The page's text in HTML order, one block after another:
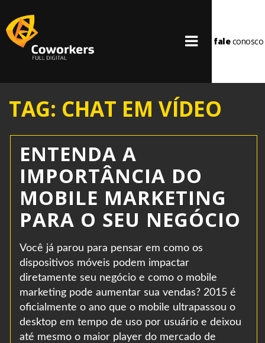
faleconosco
TAG: CHAT EM VÍDEO
ENTENDA A
IMPORTÂNCIA DO
MOBILE MARKETING
PARA O SEU NEGÓCIO
Você já parou para pensar em como os
dispositivos móveis podem impactar
diretamente seu negócio e como o mobile
marketing pode aumentar sua vendas? 2015 é
oficialmente o ano que o mobile ultrapassou o
desktop em tempo de uso por usuário e deixou
até mesmo o maior player do mercado de